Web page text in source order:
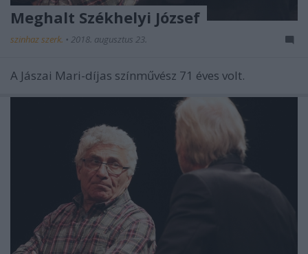
Meghalt Székhelyi József
szinhaz szerk. • 2018. augusztus 23.
A Jászai Mari-díjas színművész 71 éves volt.